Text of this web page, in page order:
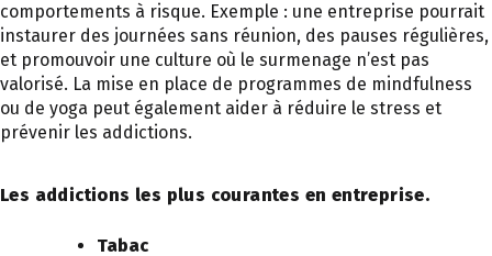
comportements à risque. Exemple : une entreprise pourrait
instaurer des journées sans réunion, des pauses régulières,
et promouvoir une culture où le surmenage n’est pas
valorisé. La mise en place de programmes de mindfulness
ou de yoga peut également aider à réduire le stress et
prévenir les addictions.
Les addictions les plus courantes en entreprise.
Tabac